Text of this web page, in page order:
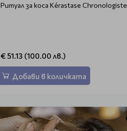
Ритуал за коса Kérastase Chronologiste
€ 51.13 (100.00 лв.)
Добави в количката